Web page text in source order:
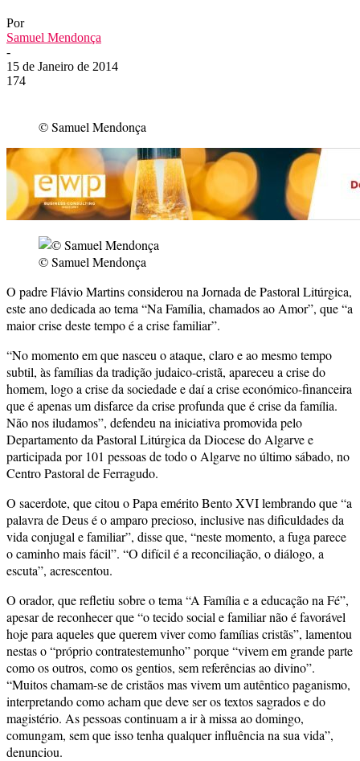
Por
Samuel Mendonça
-
15 de Janeiro de 2014
174
© Samuel Mendonça
© Samuel Mendonça
O padre Flávio Martins considerou na Jornada de Pastoral Litúrgica,
este ano dedicada ao tema “Na Família, chamados ao Amor”, que “a
maior crise deste tempo é a crise familiar”.
“No momento em que nasceu o ataque, claro e ao mesmo tempo
subtil, às famílias da tradição judaico-cristã, apareceu a crise do
homem, logo a crise da sociedade e daí a crise económico-financeira
que é apenas um disfarce da crise profunda que é crise da família.
Não nos iludamos”, defendeu na iniciativa promovida pelo
Departamento da Pastoral Litúrgica da Diocese do Algarve e
participada por 101 pessoas de todo o Algarve no último sábado, no
Centro Pastoral de Ferragudo.
O sacerdote, que citou o Papa emérito Bento XVI lembrando que “a
palavra de Deus é o amparo precioso, inclusive nas dificuldades da
vida conjugal e familiar”, disse que, “neste momento, a fuga parece
o caminho mais fácil”. “O difícil é a reconciliação, o diálogo, a
escuta”, acrescentou.
O orador, que refletiu sobre o tema “A Família e a educação na Fé”,
apesar de reconhecer que “o tecido social e familiar não é favorável
hoje para aqueles que querem viver como famílias cristãs”, lamentou
nestas o “próprio contratestemunho” porque “vivem em grande parte
como os outros, como os gentios, sem referências ao divino”.
“Muitos chamam-se de cristãos mas vivem um autêntico paganismo,
interpretando como acham que deve ser os textos sagrados e do
magistério. As pessoas continuam a ir à missa ao domingo,
comungam, sem que isso tenha qualquer influência na sua vida”,
denunciou.